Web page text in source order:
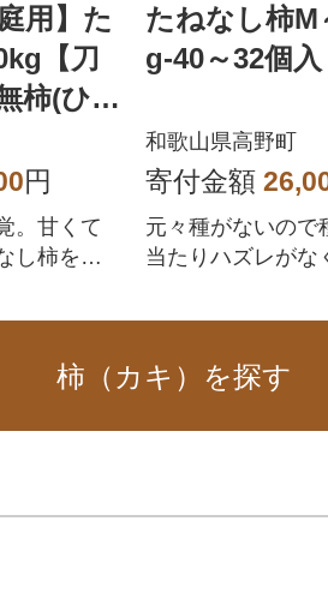
用】た
【刀
柿(ひら
円
。甘くて
し柿をお
たねなし柿M
g-40～32個
和歌山県高野町
寄付金額
元々種がないので
当たりハズレがな
味しい柿。
柿（カキ）を探す